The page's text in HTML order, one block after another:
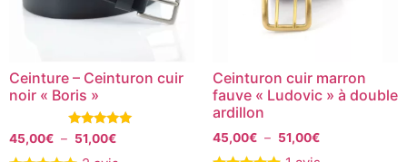
Ceinture – Ceinturon cuir
noir « Boris »
Note
5.00
sur 5
45,00€ – 51,00€
Ceinturon cuir marron
fauve « Ludovic » à double
ardillon
45,00€ – 51,00€